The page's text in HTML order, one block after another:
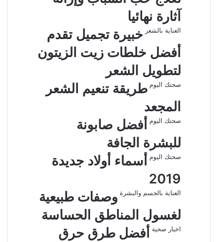
آثارة نهائيا
العناية بالشعر خبيرة تجميل تقدم
أفضل خلطات زيت الزيتون
لتطويل الشعر
صحتك اليوم طريقة تنعيم الشعر
المجعد
صحتك اليوم أفضل صابونة
للبشرة الجافة
صحتك اليوم أسماء أولاد جديدة
2019
العناية بالجسم والبشرة وصفات طبيعية
لغسول المناطق الحساسة
اخبار صحية أفضل طرق حرق